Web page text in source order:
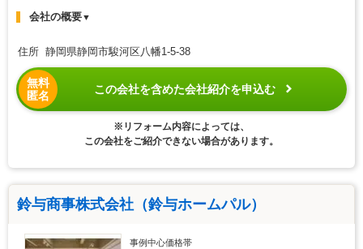
会社の概要▼
住所 静岡県静岡市駿河区八幡1-5-38
無料
匿名
この会社を含めた会社紹介を申込む
※リフォーム内容によっては、
この会社をご紹介できない場合があります。
鈴与商事株式会社（鈴与ホームパル）
事例中心価格帯